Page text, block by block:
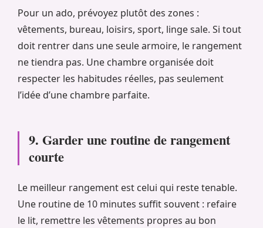
Pour un ado, prévoyez plutôt des zones :
vêtements, bureau, loisirs, sport, linge sale. Si tout
doit rentrer dans une seule armoire, le rangement
ne tiendra pas. Une chambre organisée doit
respecter les habitudes réelles, pas seulement
l’idée d’une chambre parfaite.
9. Garder une routine de rangement
courte
Le meilleur rangement est celui qui reste tenable.
Une routine de 10 minutes suffit souvent : refaire
le lit, remettre les vêtements propres au bon